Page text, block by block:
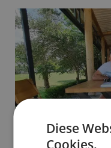
Diese
Cookies.